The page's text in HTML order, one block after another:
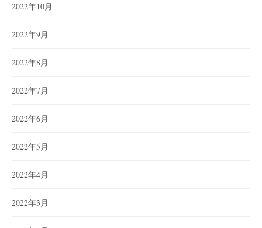
2022年10月
2022年9月
2022年8月
2022年7月
2022年6月
2022年5月
2022年4月
2022年3月